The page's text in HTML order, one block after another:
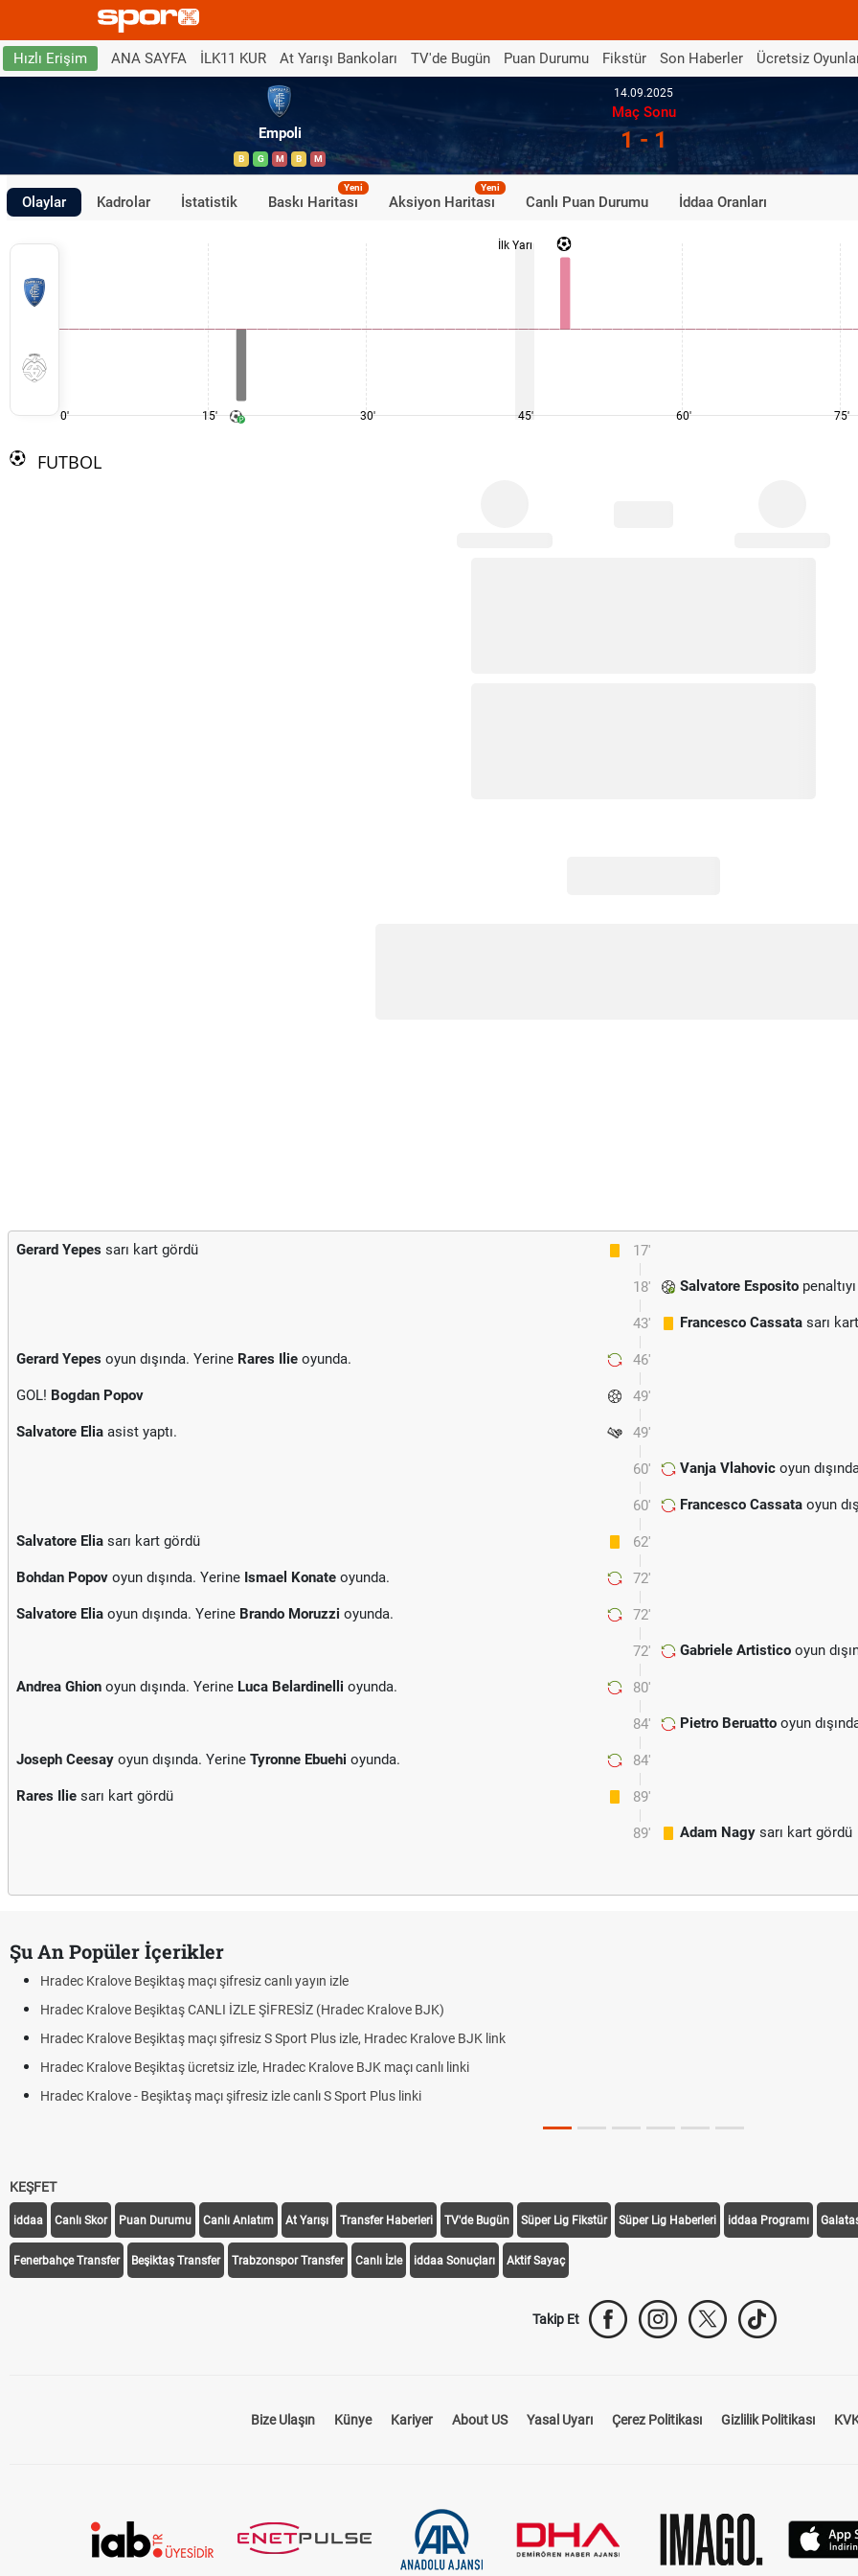
Hızlı Erişim ANA SAYFA İLK11 KUR At Yarışı Bankoları TV'de Bugün Puan Durumu Fikstür Son Haberler Ücretsiz
Empoli
B G M B M
14.09.2025
Maç Sonu
1 - 1
Olaylar Kadrolar İstatistik Baskı Haritası
Yeni
Aksiyon Haritası
Yeni
Canlı Puan Durumu İddaa Oranları
0' 15' 30'
İlk Yarı
45' 60' 75'
FUTBOL
17'
Gerard Yepes sarı kart gördü
18' Salvatore Esposito
43' Francesco Cassata sarı
46'
Gerard Yepes oyun dışında. Yerine Rares Ilie oyunda.
49'
GOL! Bogdan Popov
49'
Salvatore Elia asist yaptı.
60' Vanja Vlahovic oyun
60' Francesco Cassata oyun
62'
Salvatore Elia sarı kart gördü
72'
Bohdan Popov oyun dışında. Yerine Ismael Konate oyunda.
72'
Salvatore Elia oyun dışında. Yerine Brando Moruzzi oyunda.
72' Gabriele Artistico oyun
80'
Andrea Ghion oyun dışında. Yerine Luca Belardinelli oyunda.
84' Pietro Beruatto oyun
84'
Joseph Ceesay oyun dışında. Yerine Tyronne Ebuehi oyunda.
89'
Rares Ilie sarı kart gördü
89' Adam Nagy sarı kart gördü
Şu An Popüler İçerikler
Hradec Kralove Beşiktaş maçı şifresiz canlı yayın izle
Hradec Kralove Beşiktaş CANLI İZLE ŞİFRESİZ (Hradec Kralove BJK)
Hradec Kralove Beşiktaş maçı şifresiz S Sport Plus izle, Hradec Kralove BJK link
Hradec Kralove Beşiktaş ücretsiz izle, Hradec Kralove BJK maçı canlı linki
Hradec Kralove - Beşiktaş maçı şifresiz izle canlı S Sport Plus linki
KEŞFET
iddaa Canlı Skor Puan Durumu Canlı Anlatım At Yarışı Transfer Haberleri TV'de Bugün Süper Lig Fikstür Süper Lig Haberleri iddaa Programı
Fenerbahçe Transfer Beşiktaş Transfer Trabzonspor Transfer Canlı İzle iddaa Sonuçları Aktif Sayaç
Takip Et
Bize Ulaşın Künye Kariyer About US Yasal Uyarı Çerez Politikası Gizlilik Politikası